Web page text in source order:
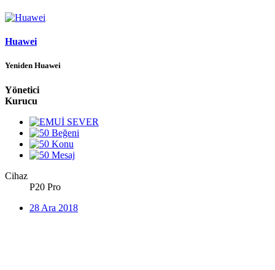
Huawei
Yeniden Huawei
Yönetici
Kurucu
Cihaz
P20 Pro
28 Ara 2018